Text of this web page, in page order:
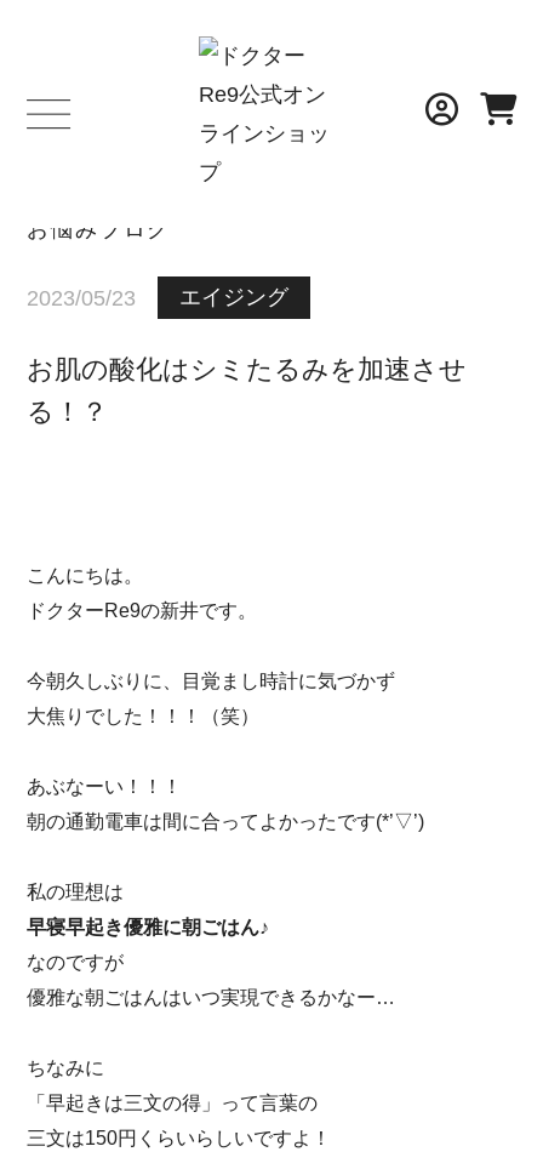
BLOG
お悩みブログ
2023/05/23 エイジング
お肌の酸化はシミたるみを加速させ
る！？
こんにちは。
ドクターRe9の新井です。
今朝久しぶりに、目覚まし時計に気づかず
大焦りでした！！！（笑）
あぶなーい！！！
朝の通勤電車は間に合ってよかったです(*’▽’)
私の理想は
早寝早起き優雅に朝ごはん♪
なのですが
優雅な朝ごはんはいつ実現できるかなー…
ちなみに
「早起きは三文の得」って言葉の
三文は150円くらいらしいですよ！